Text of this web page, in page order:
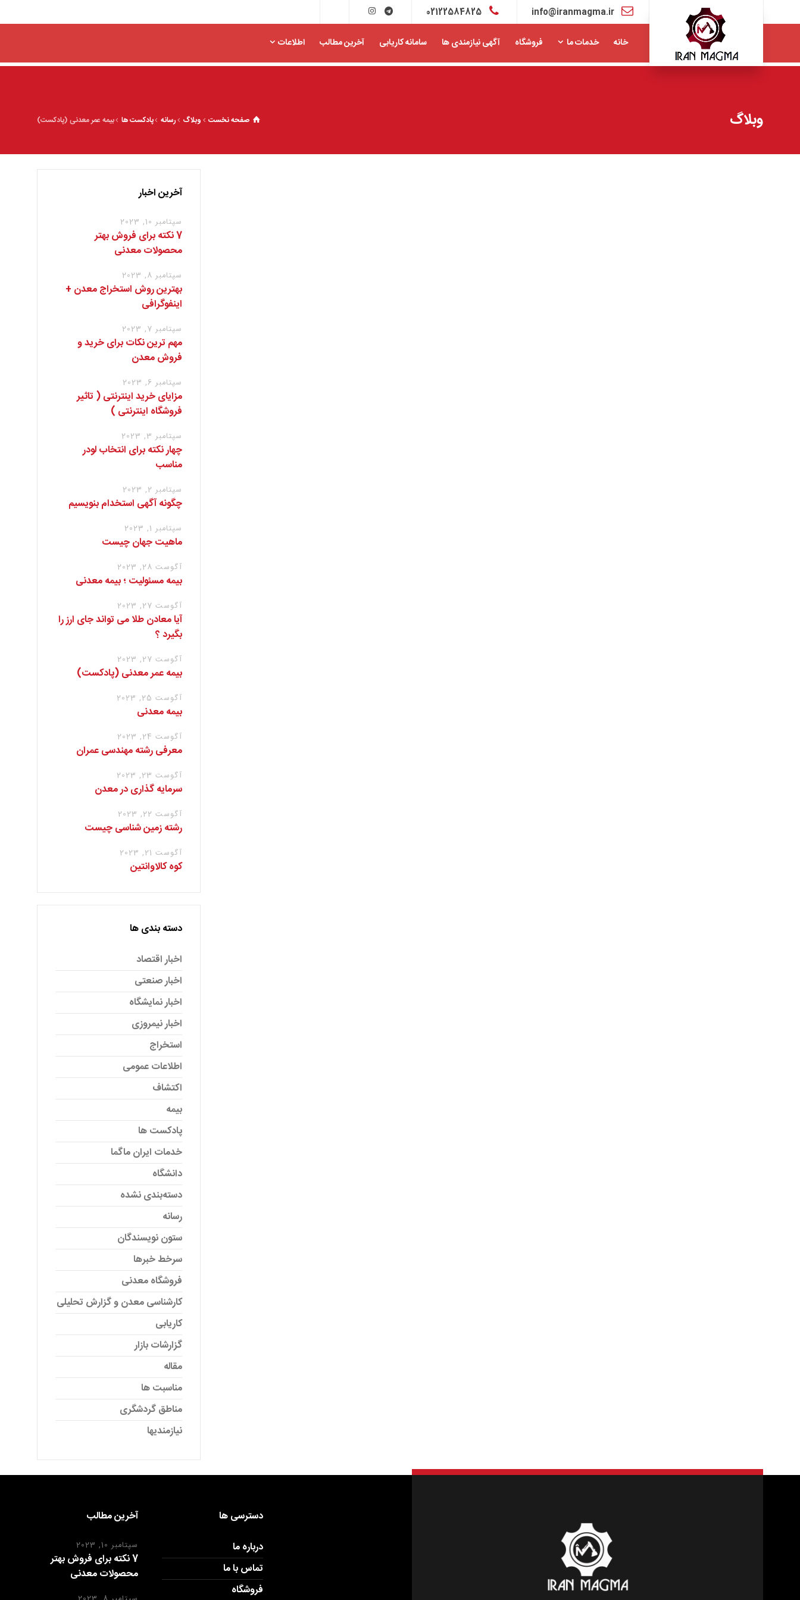
info@iranmagma.ir
02122584825
خانه خدمات ما فروشگاه آگهی نیازمندی ها سامانه کاریابی آخرین مطالب اطلاعات
وبلاگ صفحه نخست وبلاگ رسانه پادکست ها بیمه عمر معدنی (پادکست)
آخرین اخبار
سپتامبر 10, 2023
7 نکته برای فروش بهتر
محصولات معدنی
سپتامبر 8, 2023
بهترین روش استخراج معدن +
اینفوگرافی
سپتامبر 7, 2023
مهم ترین نکات برای خرید و
فروش معدن
سپتامبر 6, 2023
مزایای خرید اینترنتی ( تاثیر
فروشگاه اینترنتی )
سپتامبر 3, 2023
چهار نکته برای انتخاب لودر
مناسب
سپتامبر 2, 2023
چگونه آگهی استخدام بنویسیم
سپتامبر 1, 2023
ماهیت جهان چیست
آگوست 28, 2023
بیمه مسئولیت ؛ بیمه معدنی
آگوست 27, 2023
آیا معادن طلا می تواند جای ارز را
بگیرد ؟
آگوست 27, 2023
بیمه عمر معدنی (پادکست)
آگوست 25, 2023
بیمه معدنی
آگوست 24, 2023
معرفی رشته مهندسی عمران
آگوست 23, 2023
سرمایه گذاری در معدن
آگوست 22, 2023
رشته زمین شناسی چیست
آگوست 21, 2023
کوه کالاوانتین
دسته بندی ها
اخبار اقتصاد
اخبار صنعتی
اخبار نمایشگاه
اخبار نیمروزی
استخراج
اطلاعات عمومی
اکتشاف
بیمه
پادکست ها
خدمات ایران ماگما
دانشگاه
دسته‌بندی نشده
رسانه
ستون نویسندگان
سرخط خبرها
فروشگاه معدنی
کارشناسی معدن و گزارش تحلیلی
کاریابی
گزارشات بازار
مقاله
مناسبت ها
مناطق گردشگری
نیازمندیها
دسترسی ها
درباره ما
تماس با ما
فروشگاه
آخرین مطالب
سپتامبر 10, 2023
7 نکته برای فروش بهتر
محصولات معدنی